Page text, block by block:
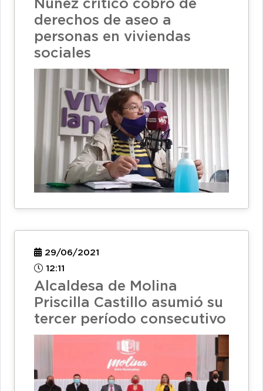
Núñez criticó cobro de
derechos de aseo a
personas en viviendas
sociales
29/06/2021
12:11
Alcaldesa de Molina
Priscilla Castillo asumió su
tercer período consecutivo